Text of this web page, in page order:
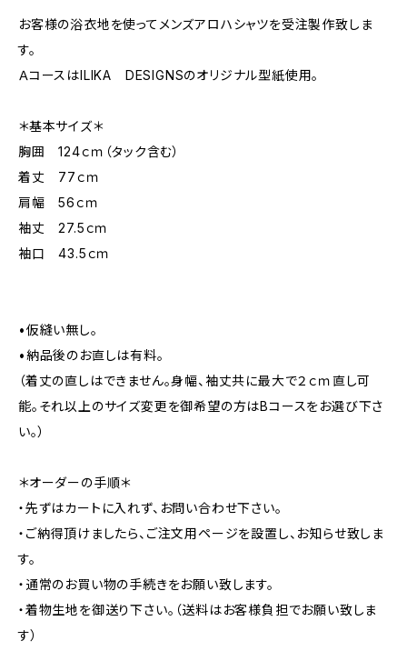
お客様の浴衣地を使ってメンズアロハシャツを受注製作致しま
す。
ＡコースはILIKA DESIGNSのオリジナル型紙使用。
＊基本サイズ＊
胸囲 124ｃｍ（タック含む）
着丈 77ｃｍ
肩幅 56ｃｍ
袖丈 27.5ｃｍ
袖口 43.5ｃｍ
•仮縫い無し。
•納品後のお直しは有料。
（着丈の直しはできません。身幅、袖丈共に最大で２ｃｍ直し可
能。それ以上のサイズ変更を御希望の方はBコースをお選び下さ
い。）
＊オーダーの手順＊
・先ずはカートに入れず、お問い合わせ下さい。
・ご納得頂けましたら、ご注文用ページを設置し、お知らせ致しま
す。
・通常のお買い物の手続きをお願い致します。
・着物生地を御送り下さい。（送料はお客様負担でお願い致しま
す）